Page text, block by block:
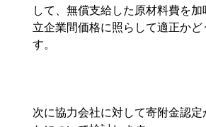
して、無償支給した原材料費を
立企業間価格に照らして適正かど
す。
次に協力会社に対して寄附金認定